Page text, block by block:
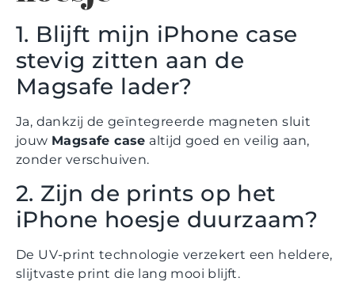
1. Blijft mijn iPhone case
stevig zitten aan de
Magsafe lader?
Ja, dankzij de geïntegreerde magneten sluit
jouw Magsafe case altijd goed en veilig aan,
zonder verschuiven.
2. Zijn de prints op het
iPhone hoesje duurzaam?
De UV-print technologie verzekert een heldere,
slijtvaste print die lang mooi blijft.